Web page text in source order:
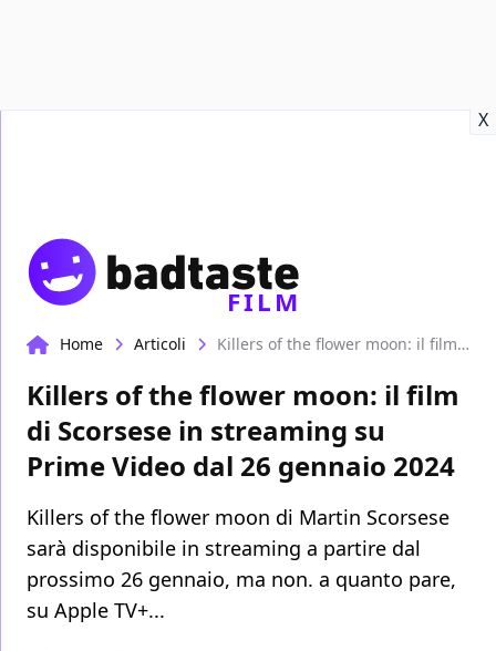
X
FILM
Home Articoli Killers of the flower moon: il film di Scorsese in streaming su Prime Video dal 26 gennaio 2024
Killers of the flower moon: il film
di Scorsese in streaming su
Prime Video dal 26 gennaio 2024
Killers of the flower moon di Martin Scorsese
sarà disponibile in streaming a partire dal
prossimo 26 gennaio, ma non. a quanto pare,
su Apple TV+...